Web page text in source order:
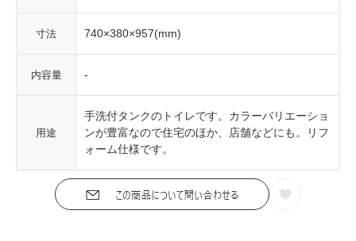
寸法 740×380×957(mm)
内容量 -
用途
手洗付タンクのトイレです。カラーバリエーショ
ンが豊富なので住宅のほか、店舗などにも。リフ
ォーム仕様です。